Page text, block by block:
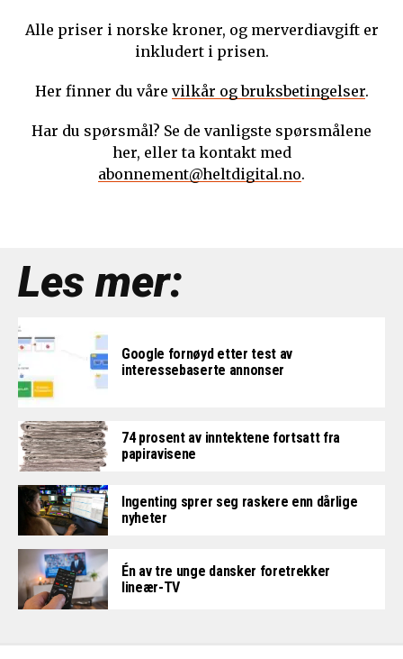
Alle priser i norske kroner, og merverdiavgift er
inkludert i prisen.
Her finner du våre vilkår og bruksbetingelser.
Har du spørsmål? Se de vanligste spørsmålene
her, eller ta kontakt med
abonnement@heltdigital.no.
Les mer:
Google fornøyd etter test av
interessebaserte annonser
74 prosent av inntektene fortsatt fra
papiravisene
Ingenting sprer seg raskere enn dårlige
nyheter
Én av tre unge dansker foretrekker
lineær-TV